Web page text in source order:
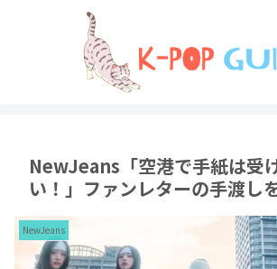
NewJeans「空港で手紙は受
い！」ファンレターの手渡し
NewJeans